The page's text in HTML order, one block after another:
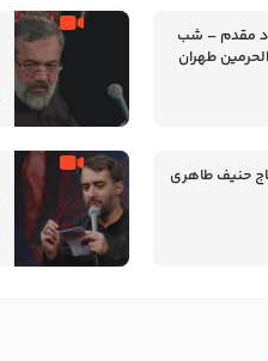
مقدم – شب
حنیف طاهری